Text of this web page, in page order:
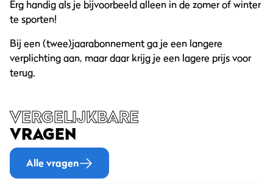
Erg handig als je bijvoorbeeld alleen in de zomer of winter
te sporten!
Bij een (twee)jaarabonnement ga je een langere
verplichting aan, maar daar krijg je een lagere prijs voor
terug.
VERGELIJKBARE
VRAGEN
Alle vragen